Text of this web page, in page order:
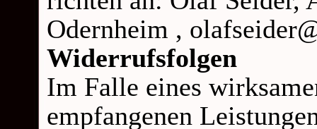
Odernheim ,
Widerrufsfolgen
Im Falle eines
empfangenen